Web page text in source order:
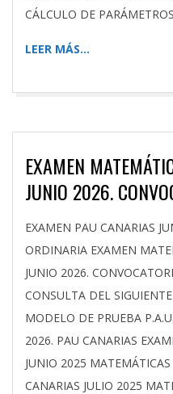
CÁLCULO DE
LEER MÁS…
EXAMEN
JUNIO 2026.
2026-
06-
07
EXAMEN PAU CANARIAS
ORDINARIA EXAMEN
JUNIO 2026.
CONSULTA DEL
MODELO DE PRUEBA
2026. PAU CANARIAS
JUNIO 2025
CANARIAS JULIO 2025